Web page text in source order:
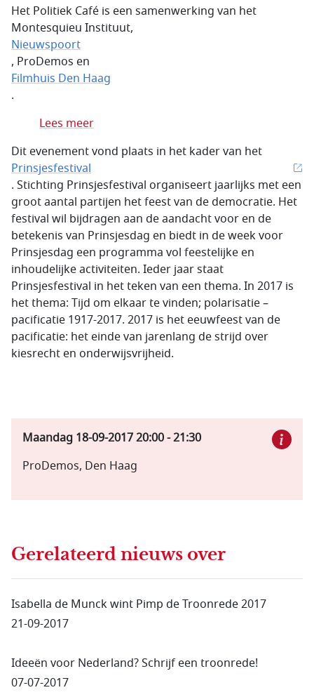
Het Politiek Café is een samenwerking van het
Montesquieu Instituut,
Nieuwspoort
, ProDemos en
Filmhuis Den Haag
.
Lees meer
Dit evenement vond plaats in het kader van het
Prinsjesfestival
. Stichting Prinsjesfestival organiseert jaarlijks met een
groot aantal partijen het feest van de democratie. Het
festival wil bijdragen aan de aandacht voor en de
betekenis van Prinsjesdag en biedt in de week voor
Prinsjesdag een programma vol feestelijke en
inhoudelijke activiteiten. Ieder jaar staat
Prinsjesfestival in het teken van een thema. In 2017 is
het thema: Tijd om elkaar te vinden; polarisatie –
pacificatie 1917-2017. 2017 is het eeuwfeest van de
pacificatie: het einde van jarenlang de strijd over
kiesrecht en onderwijsvrijheid.
Maandag 18-09-201720:00-21:30
ProDemos, Den Haag
Gerelateerd nieuws over
Isabella de Munck wint Pimp de Troonrede 2017
21-09-2017
Ideeën voor Nederland? Schrijf een troonrede!
07-07-2017